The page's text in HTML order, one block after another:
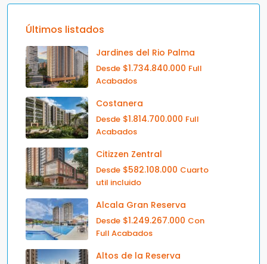
Últimos listados
Jardines del Rio Palma
Desde $1.734.840.000 Full
Acabados
Costanera
Desde $1.814.700.000 Full
Acabados
Citizzen Zentral
Desde $582.108.000 Cuarto
util incluido
Alcala Gran Reserva
Desde $1.249.267.000 Con
Full Acabados
Altos de la Reserva